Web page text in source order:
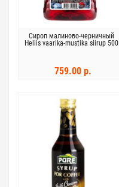
Сироп малиново-черничный
Heliis vaarika-mustika siirup 500
759.00 р.